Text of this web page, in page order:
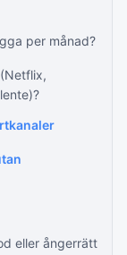
per månad?
eller ångerrätt